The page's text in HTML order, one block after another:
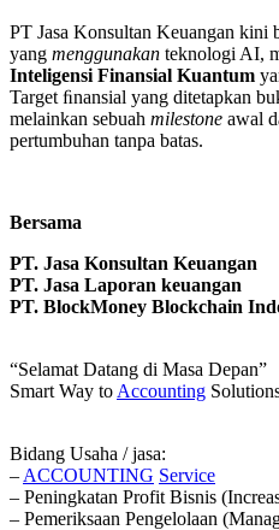
PT Jasa Konsultan Keuangan kini
yang menggunakan teknologi AI,
Inteligensi Finansial Kuantum
Target ﬁnansial yang ditetapkan
melainkan sebuah milestone awal
pertumbuhan tanpa batas.
Bersama
PT. Jasa Konsultan Keuangan
PT. Jasa Laporan keuangan
PT. BlockMoney Blockchain
“Selamat Datang di Masa Depan”
Smart Way to Accounting
Bidang Usaha / jasa:
– ACCOUNTING Service
– Peningkatan Profit Bisnis
– Pemeriksaan Pengelolaan